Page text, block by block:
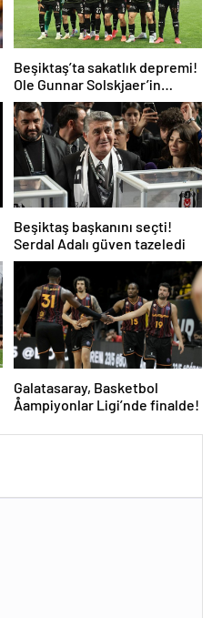
Beşiktaş’ta sakatlık depremi!
Ole Gunnar Solskjaer’in
tepkisi dikkat çekti
Beşiktaş başkanını seçti!
Serdal Adalı güven tazeledi
Galatasaray, Basketbol
Åampiyonlar Ligi’nde finalde!